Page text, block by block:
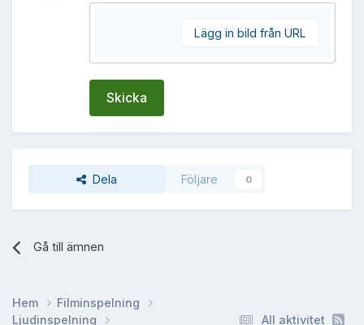
Lägg in bild från URL
Skicka
Dela Följare 0
Gå till ämnen
All aktivitet
Hem
Filminspelning
Ljudinspelning